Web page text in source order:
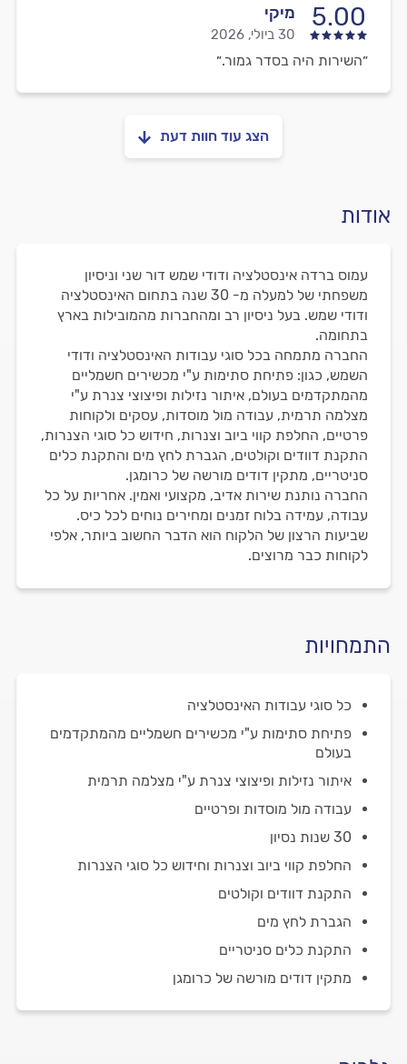
5.00 מיקי
30 ביולי, 2026
״השירות היה בסדר גמור.״
הצג עוד חוות דעת
אודות
עמוס ברדה אינסטלציה ודודי שמש דור שני וניסיון
משפחתי של למעלה מ- 30 שנה בתחום האינסטלציה
ודודי שמש. בעל ניסיון רב ומהחברות מהמובילות בארץ
בתחומה.
החברה מתמחה בכל סוגי עבודות האינסטלציה ודודי
השמש, כגון: פתיחת סתימות ע"י מכשירים חשמליים
מהמתקדמים בעולם, איתור נזילות ופיצוצי צנרת ע"י
מצלמה תרמית, עבודה מול מוסדות, עסקים ולקוחות
פרטיים, החלפת קווי ביוב וצנרות, חידוש כל סוגי הצנרות,
התקנת דוודים וקולטים, הגברת לחץ מים והתקנת כלים
סניטריים, מתקין דודים מורשה של כרומגן.
החברה נותנת שירות אדיב, מקצועי ואמין. אחריות על כל
עבודה, עמידה בלוח זמנים ומחירים נוחים לכל כיס.
שביעות הרצון של הלקוח הוא הדבר החשוב ביותר, אלפי
לקוחות כבר מרוצים.
התמחויות
כל סוגי עבודות האינסטלציה
פתיחת סתימות ע"י מכשירים חשמליים מהמתקדמים
בעולם
איתור נזילות ופיצוצי צנרת ע"י מצלמה תרמית
עבודה מול מוסדות ופרטיים
30 שנות נסיון
החלפת קווי ביוב וצנרות וחידוש כל סוגי הצנרות
התקנת דוודים וקולטים
הגברת לחץ מים
התקנת כלים סניטריים
מתקין דודים מורשה של כרומגן